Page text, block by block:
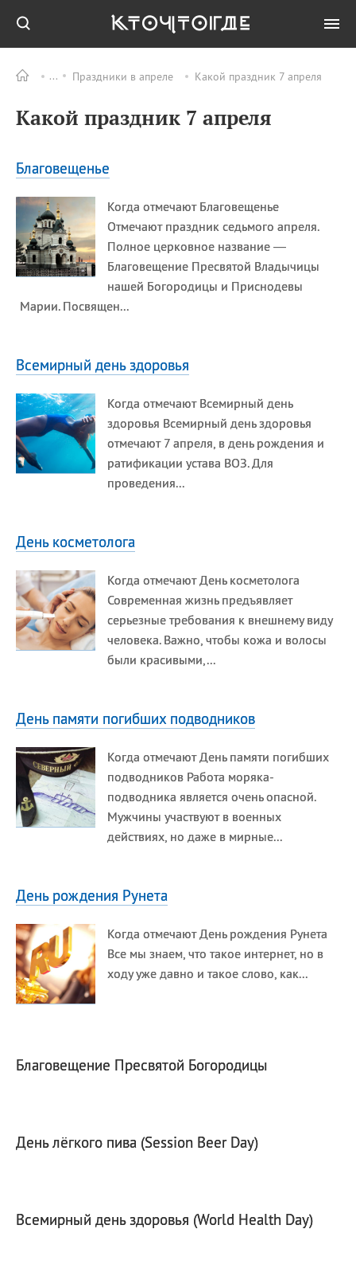
Праздники в апреле Какой праздник 7 апреля
Какой праздник 7 апреля
Благовещенье
Когда отмечают Благовещенье
Отмечают праздник седьмого апреля.
Полное церковное название —
Благовещение Пресвятой Владычицы
нашей Богородицы и Приснодевы
Марии. Посвящен...
Всемирный день здоровья
Когда отмечают Всемирный день
здоровья Всемирный день здоровья
отмечают 7 апреля, в день рождения и
ратификации устава ВОЗ. Для
проведения...
День косметолога
Когда отмечают День косметолога
Современная жизнь предъявляет
серьезные требования к внешнему виду
человека. Важно, чтобы кожа и волосы
были красивыми,...
День памяти погибших подводников
Когда отмечают День памяти погибших
подводников Работа моряка-
подводника является очень опасной.
Мужчины участвуют в военных
действиях, но даже в мирные...
День рождения Рунета
Когда отмечают День рождения Рунета
Все мы знаем, что такое интернет, но в
ходу уже давно и такое слово, как...
Благовещение Пресвятой Богородицы
День лёгкого пива (Session Beer Day)
Всемирный день здоровья (World Health Day)
ПРАЗДНИКИ Все
06.08 День
железнодорожных
06.08 День огненной воды
06.08 День грибного дождя
06.08
железнодорожных
войск РФ
Сегодня празднуют именины
Анатолий, Афанасий, Борис
,Еще